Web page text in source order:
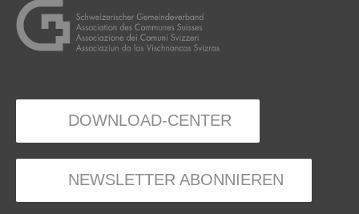
DOWNLOAD-CENTER
NEWSLETTER ABONNIEREN